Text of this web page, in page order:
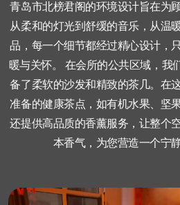
青岛市北榜君阁的环境设计旨在为
从柔和的灯光到舒缓的音乐，从温
品，每一个细节都经过精心设计，
暖与关怀。 在会所的公共区域，我
备了柔软的沙发和精致的茶几。在
准备的健康茶点，如有机水果、坚
还提供高品质的香薰服务，让整个
本香气，为您营造一个宁